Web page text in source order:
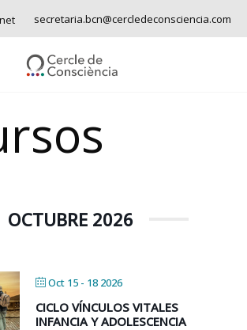
secretaria.bcn@cercledeconsciencia.com
OCTUBRE 2026
Oct 15 - 18 2026
CICLO VÍNCULOS VITALES
INFANCIA Y ADOLESCENCIA